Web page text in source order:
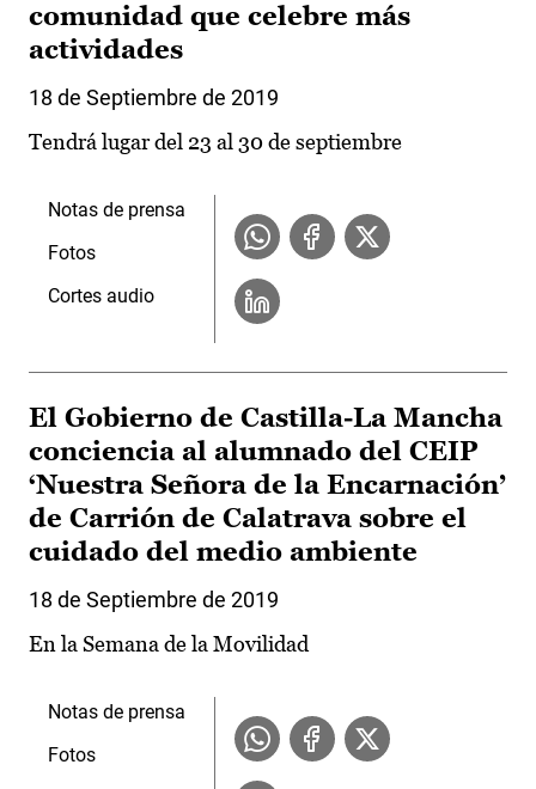
comunidad que celebre más
actividades
18 de Septiembre de 2019
Tendrá lugar del 23 al 30 de septiembre
Notas de prensa
Fotos
Cortes audio
El Gobierno de Castilla-La Mancha
conciencia al alumnado del CEIP
‘Nuestra Señora de la Encarnación’
de Carrión de Calatrava sobre el
cuidado del medio ambiente
18 de Septiembre de 2019
En la Semana de la Movilidad
Notas de prensa
Fotos